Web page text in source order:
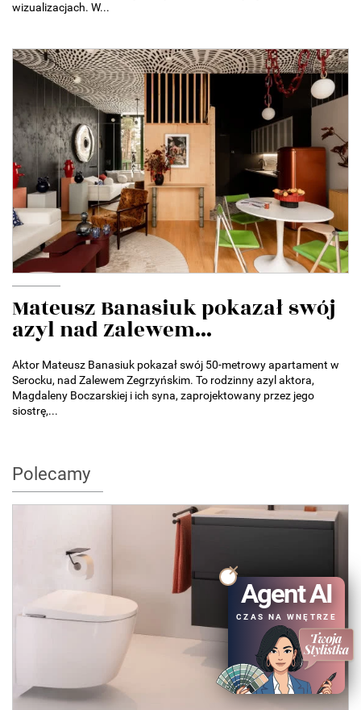
wizualizacjach. W...
Mateusz Banasiuk pokazał swój
azyl nad Zalewem...
Aktor Mateusz Banasiuk pokazał swój 50-metrowy apartament w
Serocku, nad Zalewem Zegrzyńskim. To rodzinny azyl aktora,
Magdaleny Boczarskiej i ich syna, zaprojektowany przez jego
siostrę,...
Polecamy
Agent AI
CZAS NA WNĘTRZE